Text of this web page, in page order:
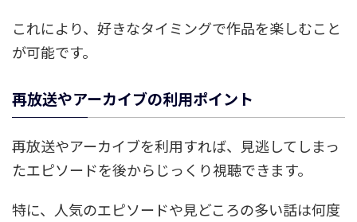
これにより、好きなタイミングで作品を楽しむこと
が可能です。
再放送やアーカイブの利用ポイント
再放送やアーカイブを利用すれば、見逃してしまっ
たエピソードを後からじっくり視聴できます。
特に、人気のエピソードや見どころの多い話は何度